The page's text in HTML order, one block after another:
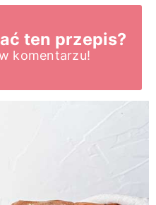
ten przepis?
komentarzu!